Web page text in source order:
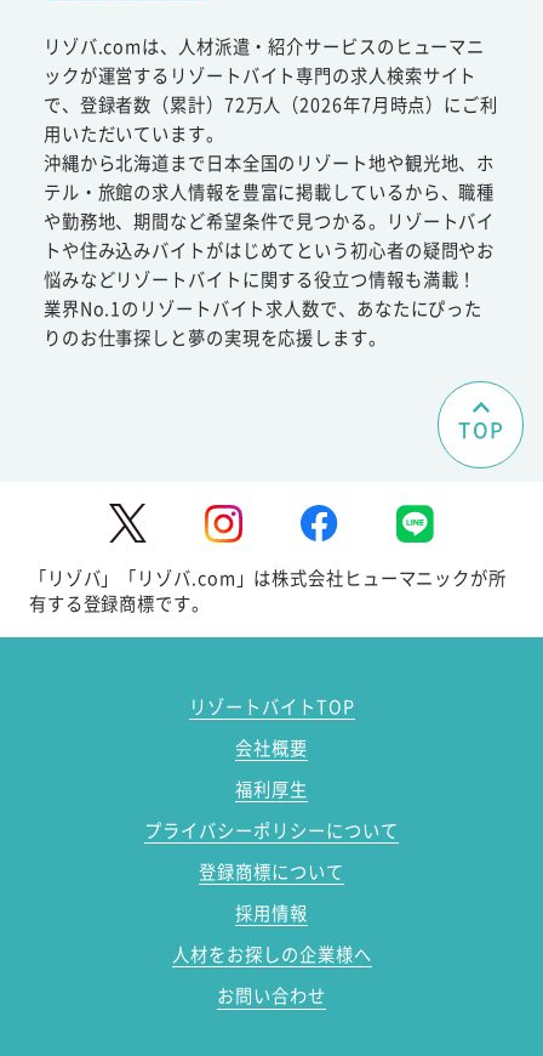
リゾバ.comは、人材派遣・紹介サービスのヒューマニ
ックが運営するリゾートバイト専門の求人検索サイト
で、登録者数（累計）72万人（2026年7月時点）にご利
用いただいています。
沖縄から北海道まで日本全国のリゾート地や観光地、ホ
テル・旅館の求人情報を豊富に掲載しているから、職種
や勤務地、期間など希望条件で見つかる。リゾートバイ
トや住み込みバイトがはじめてという初心者の疑問やお
悩みなどリゾートバイトに関する役立つ情報も満載！
業界No.1のリゾートバイト求人数で、あなたにぴった
りのお仕事探しと夢の実現を応援します。
TOP
「リゾバ」「リゾバ.com」は株式会社ヒューマニックが所
有する登録商標です。
リゾートバイトTOP
会社概要
福利厚生
プライバシーポリシーについて
登録商標について
採用情報
人材をお探しの企業様へ
お問い合わせ